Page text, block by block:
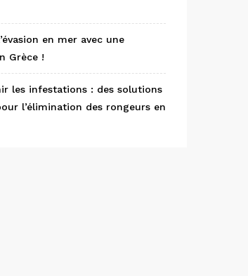
en mer avec une
Grèce !
les infestations : des solutions
l’élimination des rongeurs en